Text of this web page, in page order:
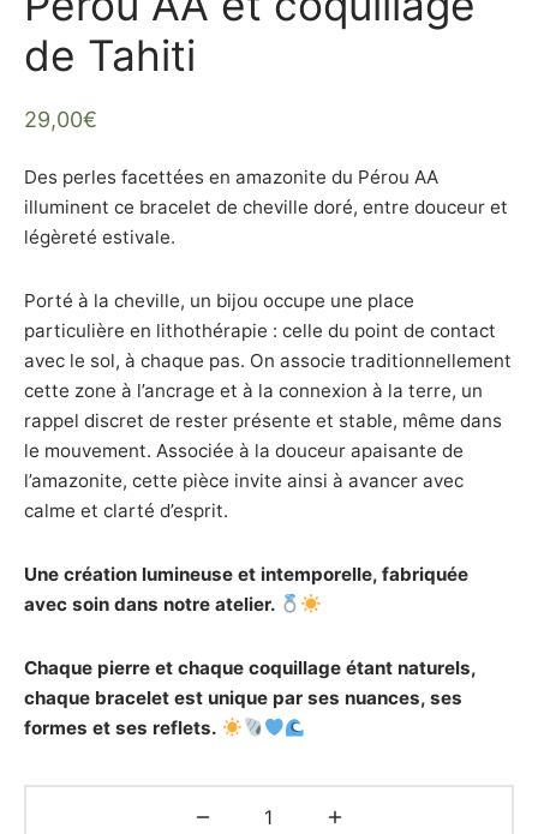
de Tahiti
29,00€
Des perles facettées en amazonite du Pérou AA
illuminent ce bracelet de cheville doré, entre douceur et
légèreté estivale.
Porté à la cheville, un bijou occupe une place
particulière en lithothérapie : celle du point de contact
avec le sol, à chaque pas. On associe traditionnellement
cette zone à l’ancrage et à la connexion à la terre, un
rappel discret de rester présente et stable, même dans
le mouvement. Associée à la douceur apaisante de
l’amazonite, cette pièce invite ainsi à avancer avec
calme et clarté d’esprit.
Une création lumineuse et intemporelle, fabriquée
avec soin dans notre atelier.
Chaque pierre et chaque coquillage étant naturels,
chaque bracelet est unique par ses nuances, ses
formes et ses reflets.
– Flore Intestinale
Rose
Noire